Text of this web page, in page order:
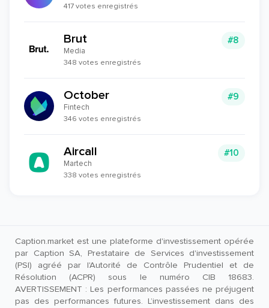
417 votes enregistrés
#8
Brut
Media
348 votes enregistrés
#9
October
Fintech
346 votes enregistrés
#10
Aircall
Martech
338 votes enregistrés
Caption.market est une plateforme d'investissement opérée
par Caption SA, Prestataire de Services d'investissement
(PSI) agréé par l'Autorité de Contrôle Prudentiel et de
Résolution (ACPR) sous le numéro CIB 18683.
AVERTISSEMENT : Les performances passées ne préjugent
pas des performances futures. L’investissement dans des